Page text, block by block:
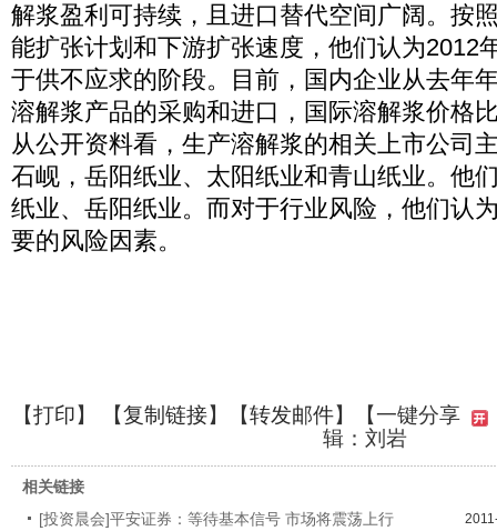
解浆盈利可持续，且进口替代空间广阔。按
能扩张计划和下游扩张速度，他们认为2012
于供不应求的阶段。目前，国内企业从去年
溶解浆产品的采购和进口，国际溶解浆价格
从公开资料看，生产溶解浆的相关上市公司
石岘，岳阳纸业、太阳纸业和青山纸业。他
纸业、岳阳纸业。而对于行业风险，他们认
要的风险因素。
【打印】 【复制链接】【转发邮件】
【一键分享
辑：刘岩
相关链接
[投资晨会]平安证券：等待基本信号 市场将震荡上行